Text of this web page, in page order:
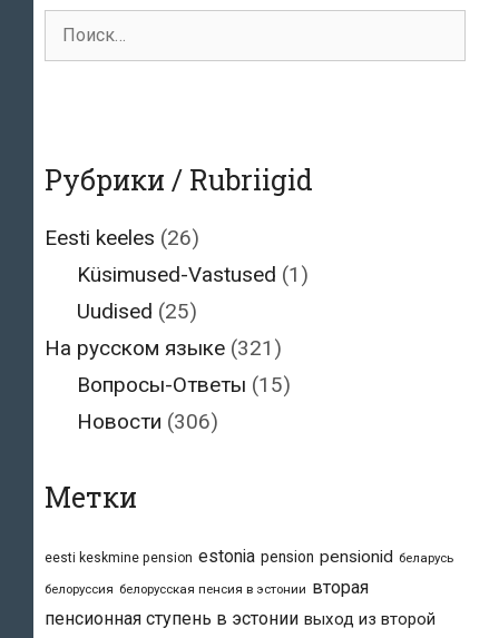
Поиск
для:
Рубрики / Rubriigid
Eesti keeles (26)
Küsimused-Vastused (1)
Uudised (25)
На русском языке (321)
Вопросы-Ответы (15)
Новости (306)
Метки
eesti keskmine pension estonia pension pensionid беларусь
белоруссия белорусская пенсия в эстонии вторая
пенсионная ступень в эстонии выход из второй